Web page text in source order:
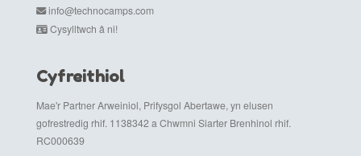
info@technocamps.com
Cysylltwch â ni!
Cyfreithiol
Mae'r Partner Arweiniol, Prifysgol Abertawe, yn elusen
gofrestredig rhif. 1138342 a Chwmni Siarter Brenhinol rhif.
RC000639